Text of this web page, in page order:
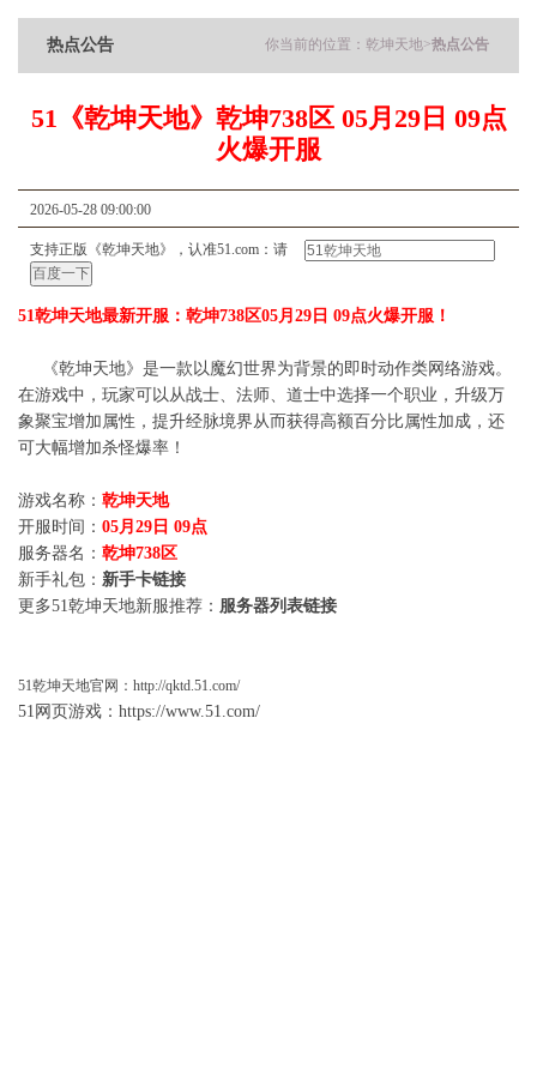
你当前的位置： 乾坤天地>热点公告
热点公告
51《乾坤天地》乾坤738区 05月29日 09点
火爆开服
2026-05-28 09:00:00
支持正版《乾坤天地》，认准51.com：请
51乾坤天地最新开服：乾坤738区05月29日 09点火爆开服！
《乾坤天地》是一款以魔幻世界为背景的即时动作类网络游戏。
在游戏中，玩家可以从战士、法师、道士中选择一个职业，升级万
象聚宝增加属性，提升经脉境界从而获得高额百分比属性加成，还
可大幅增加杀怪爆率！
游戏名称： 乾坤天地
开服时间： 05月29日 09点
服务器名： 乾坤738区
新手礼包： 新手卡链接
更多51乾坤天地新服推荐： 服务器列表链接
51乾坤天地官网： http://qktd.51.com/
51网页游戏： https://www.51.com/